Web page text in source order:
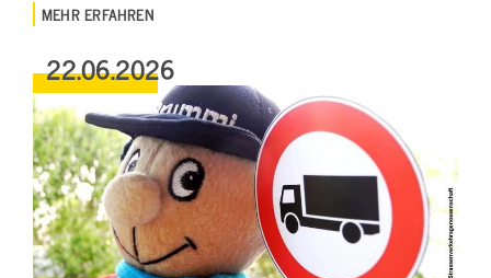
MEHR ERFAHREN
22.06.2026